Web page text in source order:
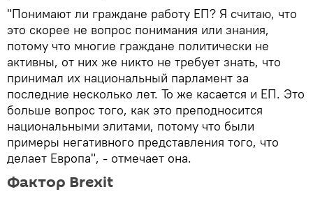
"Понимают ли граждане работу ЕП? Я считаю, что
это скорее не вопрос понимания или знания,
потому что многие граждане политически не
активны, от них же никто не требует знать, что
принимал их национальный парламент за
последние несколько лет. То же касается и ЕП. Это
больше вопрос того, как это преподносится
национальными элитами, потому что были
примеры негативного представления того, что
делает Европа", - отмечает она.
Фактор Brexit